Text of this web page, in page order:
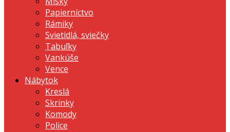
Papierníctvo
Rámiky
Svietidlá, sviečky
Tabuľky
Vankúše
Vence
Nábytok
Kreslá
Skrinky
Komody
Police